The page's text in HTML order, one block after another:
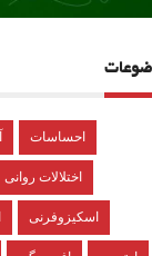
احساسات
اختلالات روانی
اسکیزوفرنی